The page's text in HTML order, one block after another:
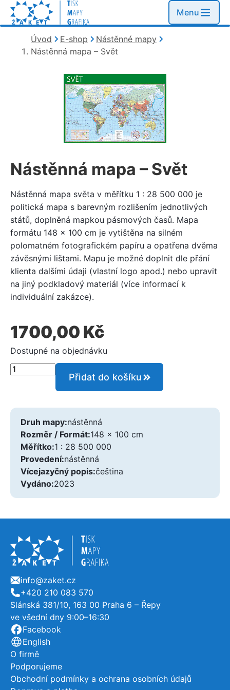
Menu
Kde se nacházím?
Úvod E-shop
Nástěnné mapy
Nástěnná mapa – Svět
Nástěnná mapa – Svět
Nástěnná mapa světa v měřítku 1 : 28 500 000 je
politická mapa s barevným rozlišením jednotlivých
států, doplněná mapkou pásmových časů. Mapa
formátu 148 x 100 cm je vytištěna na silném
polomatném fotografickém papíru a opatřena dvěma
závěsnými lištami. Mapu je možné doplnit dle přání
klienta dalšími údaji (vlastní logo apod.) nebo upravit
na jiný podkladový materiál (více informací k
individuální zakázce).
1700,00 Kč
Dostupné na objednávku
Nástěnná
mapa
Přidat do košíku
Další informace
Druh mapy nástěnná
Rozměr / Formát 148 x 100 cm
Měřítko 1 : 28 500 000
Provedení nástěnná
Vícejazyčný popis čeština
Vydáno 2023
E-mail
info@zaket.cz
Telefon
+420 210 083 570
Slánská 381/10, 163 00 Praha 6 – Řepy
ve všední dny 9:00–16:30
Užitečné odkazy, o firmě
Facebook
English
O firmě
Podporujeme
Obchodní podmínky a ochrana osobních údajů